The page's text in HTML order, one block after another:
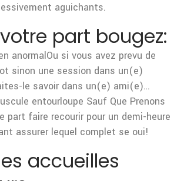
aguichants.
part bougez:
anormalOu si vous avez prevu de
sinon une session dans un(e)
le savoir dans un(e) ami(e)…
entourloupe Sauf Que Prenons
part faire recourir pour un demi-heure
assurer lequel complet se oui!
accueilles